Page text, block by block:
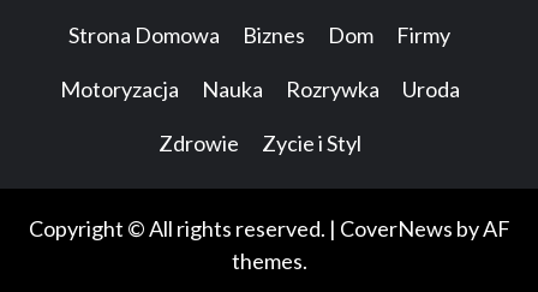
Strona Domowa Biznes Dom Firmy
Motoryzacja Nauka Rozrywka Uroda
Zdrowie Zycie i Styl
Copyright © All rights reserved. | CoverNews by AF
themes.